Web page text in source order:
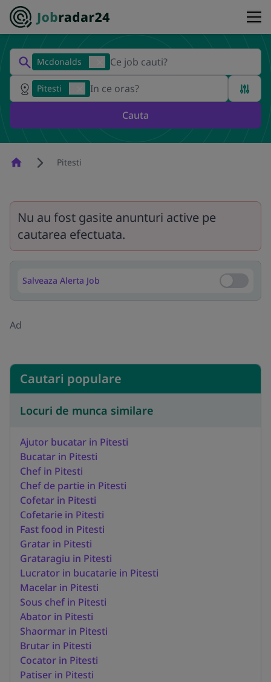
Mcdonalds
Pitesti
Cauta
HomepagePitesti
Nu au fost gasite anunturi active pe
cautarea efectuata.
Salveaza Alerta Job Salveaza
Ad
Cautari populare
Locuri de munca similare
Ajutor bucatar in Pitesti
Bucatar in Pitesti
Chef in Pitesti
Chef de partie in Pitesti
Cofetar in Pitesti
Cofetarie in Pitesti
Fast food in Pitesti
Gratar in Pitesti
Grataragiu in Pitesti
Lucrator in bucatarie in Pitesti
Macelar in Pitesti
Sous chef in Pitesti
Abator in Pitesti
Shaormar in Pitesti
Brutar in Pitesti
Cocator in Pitesti
Patiser in Pitesti